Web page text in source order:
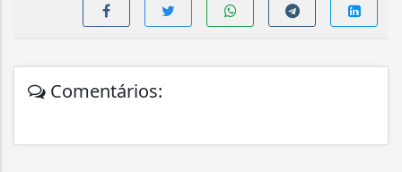
Comentários: